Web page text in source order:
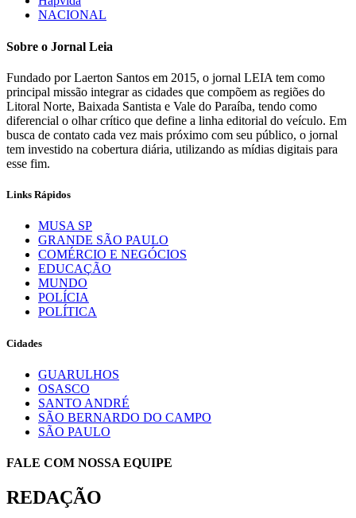
NACIONAL
Sobre o Jornal Leia
Fundado por Laerton Santos em 2015, o jornal LEIA tem como
principal missão integrar as cidades que compõem as regiões do
Litoral Norte, Baixada Santista e Vale do Paraíba, tendo como
diferencial o olhar crítico que define a linha editorial do veículo. Em
busca de contato cada vez mais próximo com seu público, o jornal
tem investido na cobertura diária, utilizando as mídias digitais para
esse fim.
Links Rápidos
MUSA SP
GRANDE SÃO PAULO
COMÉRCIO E NEGÓCIOS
EDUCAÇÃO
MUNDO
POLÍCIA
POLÍTICA
Cidades
GUARULHOS
OSASCO
SANTO ANDRÉ
SÃO BERNARDO DO CAMPO
SÃO PAULO
FALE COM NOSSA EQUIPE
REDAÇÃO